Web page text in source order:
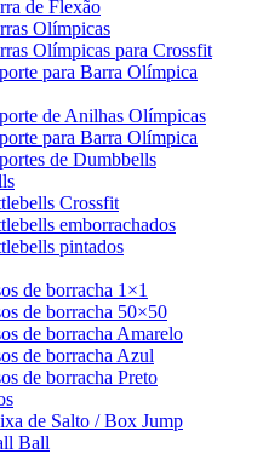
de Flexão
Olímpicas
Olímpicas para Crossfit
para Barra Olímpica
de Anilhas Olímpicas
para Barra Olímpica
de Dumbbells
Crossfit
emborrachados
pintados
de borracha 1×1
de borracha 50×50
de borracha Amarelo
de borracha Azul
de borracha Preto
de Salto / Box Jump
Ball